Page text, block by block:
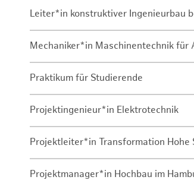
Leiter*in konstruktiver Ingenieurbau
Mechaniker*in Maschinentechnik für
Praktikum für Studierende
Projektingenieur*in Elektrotechnik
Projektleiter*in Transformation Hohe
Projektmanager*in Hochbau im